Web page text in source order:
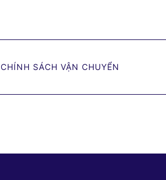
CHÍNH SÁCH VẬN CHUYỂN